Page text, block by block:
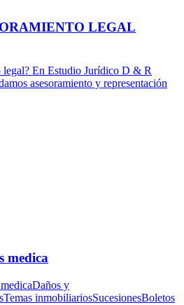
LEGAL
legal? En Estudio Jurídico D & R
asesoramiento y representación
medica
y
inmobiliariosSucesionesBoletos